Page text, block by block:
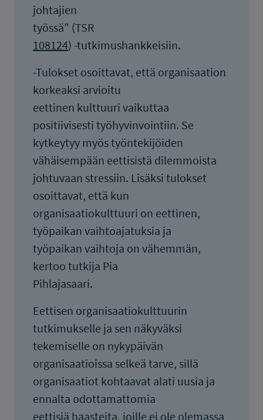
johtajien
työssä” (TSR
108124) -tutkimushankkeisiin.
-Tulokset osoittavat, että organisaation
korkeaksi arvioitu
eettinen kulttuuri vaikuttaa
positiivisesti työhyvinvointiin. Se
kytkeytyy myös työntekijöiden
vähäisempään eettisistä dilemmoista
johtuvaan stressiin. Lisäksi tulokset
osoittavat, että kun
organisaatiokulttuuri on eettinen,
työpaikan vaihtoajatuksia ja
työpaikan vaihtoja on vähemmän,
kertoo tutkija Pia
Pihlajasaari.
Eettisen organisaatiokulttuurin
tutkimukselle ja sen näkyväksi
tekemiselle on nykypäivän
organisaatioissa selkeä tarve, sillä
organisaatiot kohtaavat alati uusia ja
ennalta odottamattomia
eettisiä haasteita, joille ei ole olemassa